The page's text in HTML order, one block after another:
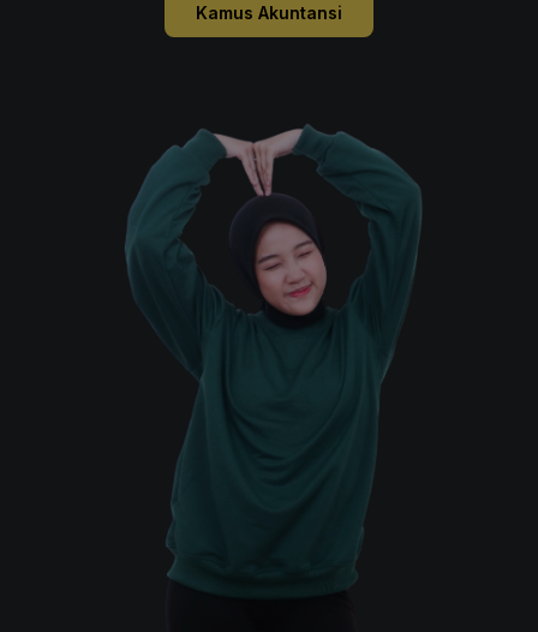
Kamus Akuntansi